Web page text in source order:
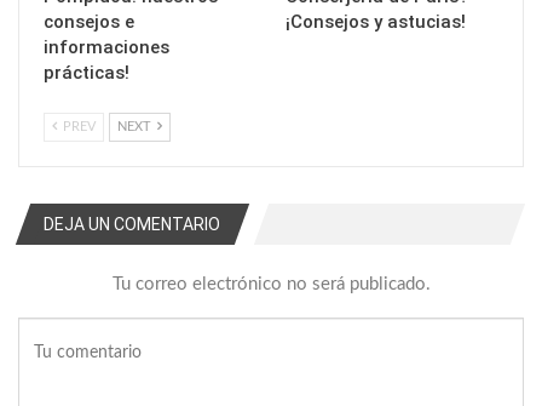
consejos e
informaciones
prácticas!
¡Consejos y astucias!
PREV NEXT
DEJA UN COMENTARIO
Tu correo electrónico no será publicado.